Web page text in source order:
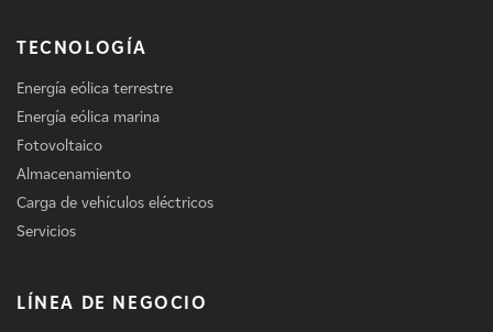
TECNOLOGÍA
Energía eólica terrestre
Energía eólica marina
Fotovoltaico
Almacenamiento
Carga de vehículos eléctricos
Servicios
LÍNEA DE NEGOCIO